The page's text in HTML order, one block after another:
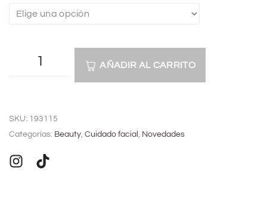
AÑADIR AL CARRITO
t
r
SKU: 193115
Categorías: Beauty, Cuidado facial , Novedades